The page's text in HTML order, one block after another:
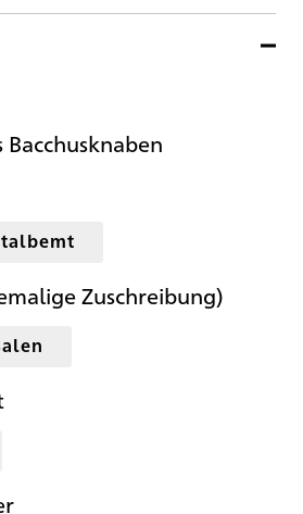
Zuschreibung)